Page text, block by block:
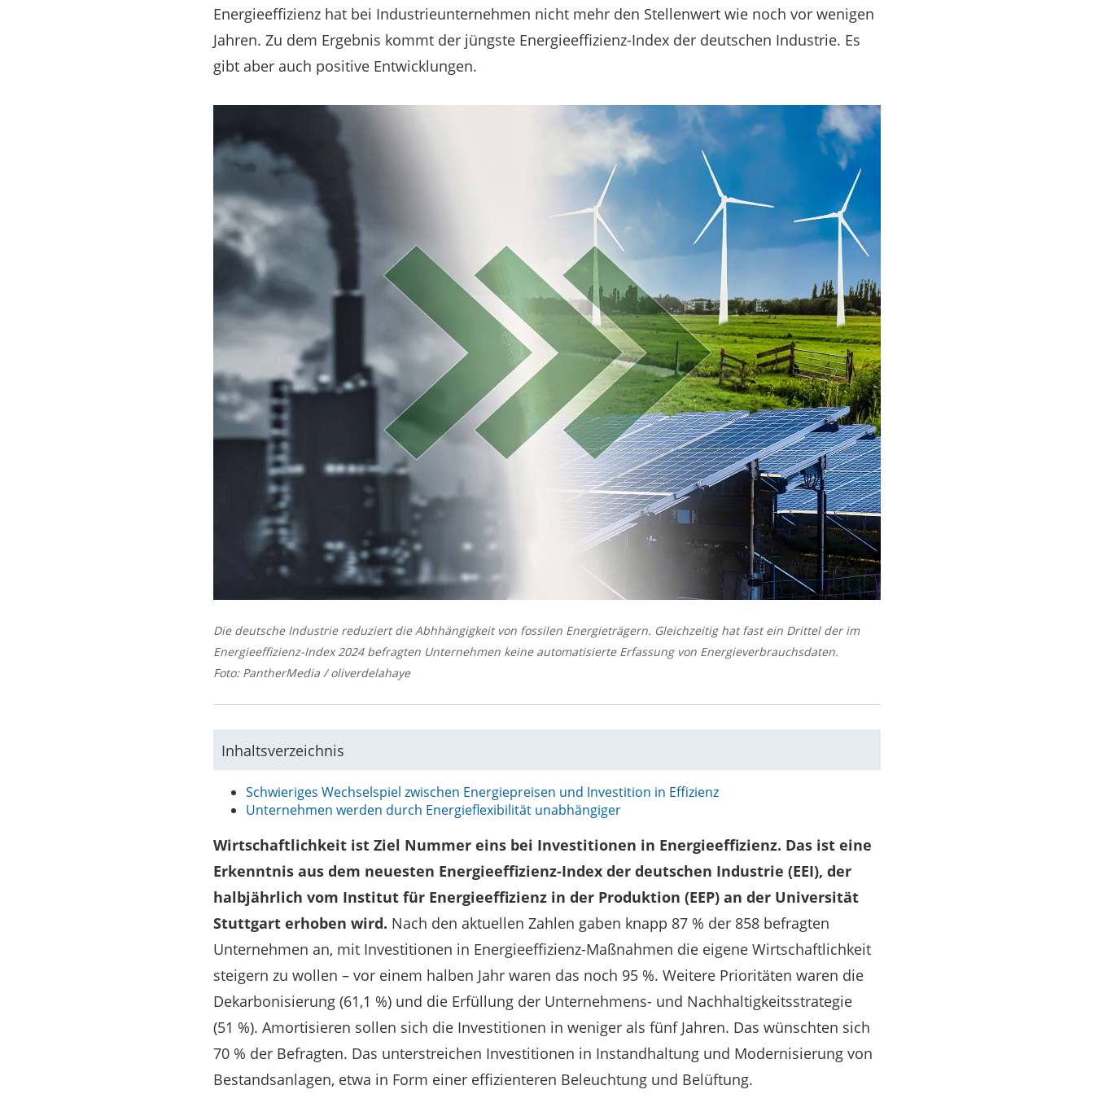
Energieeffizienz hat bei Industrieunternehmen nicht mehr den Stellenwert wie noch vor wenigen
Jahren. Zu dem Ergebnis kommt der jüngste Energieeffizienz-Index der deutschen Industrie. Es
gibt aber auch positive Entwicklungen.
Die deutsche Industrie reduziert die Abhhängigkeit von fossilen Energieträgern. Gleichzeitig hat fast ein Drittel der im
Energieeffizienz-Index 2024 befragten Unternehmen keine automatisierte Erfassung von Energieverbrauchsdaten.
Foto: PantherMedia / oliverdelahaye
Inhaltsverzeichnis
Schwieriges Wechselspiel zwischen Energiepreisen und Investition in Effizienz
Unternehmen werden durch Energieflexibilität unabhängiger
Wirtschaftlichkeit ist Ziel Nummer eins bei Investitionen in Energieeffizienz. Das ist eine
Erkenntnis aus dem neuesten Energieeffizienz-Index der deutschen Industrie (EEI), der
halbjährlich vom Institut für Energieeffizienz in der Produktion (EEP) an der Universität
Stuttgart erhoben wird. Nach den aktuellen Zahlen gaben knapp 87 % der 858 befragten
Unternehmen an, mit Investitionen in Energieeffizienz-Maßnahmen die eigene Wirtschaftlichkeit
steigern zu wollen – vor einem halben Jahr waren das noch 95 %. Weitere Prioritäten waren die
Dekarbonisierung (61,1 %) und die Erfüllung der Unternehmens- und Nachhaltigkeitsstrategie
(51 %). Amortisieren sollen sich die Investitionen in weniger als fünf Jahren. Das wünschten sich
70 % der Befragten. Das unterstreichen Investitionen in Instandhaltung und Modernisierung von
Bestandsanlagen, etwa in Form einer effizienteren Beleuchtung und Belüftung.